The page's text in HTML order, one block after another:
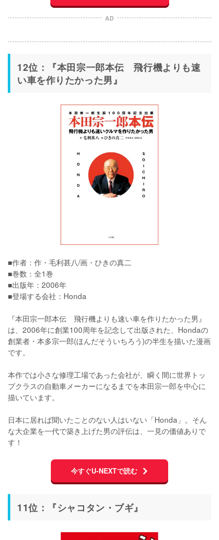
AD
12位：『本田宗一郎本伝 飛行機よりも速
い車を作りたかった男』
■作者：作・毛利甚八/画・ひきの真二
■巻数：全1巻
■出版年：2006年
■登場する会社：Honda
『本田宗一郎本伝　飛行機よりも速い車を作りたかった男』
は、2006年に創業100周年を記念して出版された、Hondaの
創業者・本多宗一郎(ほんだそういちろう)の半生を描いた漫画
です。
本作では小さな修理工場であった会社が、瞬く間に世界トッ
プクラスの自動車メーカーになるまでを本田宗一郎を中心に
描いています。
日本に居れば聞いたことのない人はいない「Honda」。そん
な大企業を一代で築き上げた男の評伝は、一見の価値ありで
す！
今すぐU-NEXTで読む
11位：『シャコタン・ブギ』